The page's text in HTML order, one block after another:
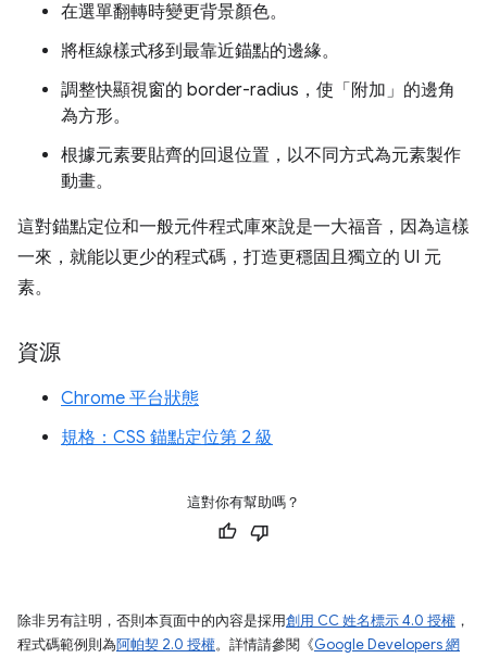
在選單翻轉時變更背景顏色。
將框線樣式移到最靠近錨點的邊緣。
調整快顯視窗的 border-radius，使「附加」的邊角
為方形。
根據元素要貼齊的回退位置，以不同方式為元素製作
動畫。
這對錨點定位和一般元件程式庫來說是一大福音，因為這樣
一來，就能以更少的程式碼，打造更穩固且獨立的 UI 元
素。
資源
Chrome 平台狀態
規格：CSS 錨點定位第 2 級
這對你有幫助嗎？
除非另有註明，否則本頁面中的內容是採用創用 CC 姓名標示 4.0 授權 ，
程式碼範例則為阿帕契 2.0 授權。詳情請參閱《Google Developers 網